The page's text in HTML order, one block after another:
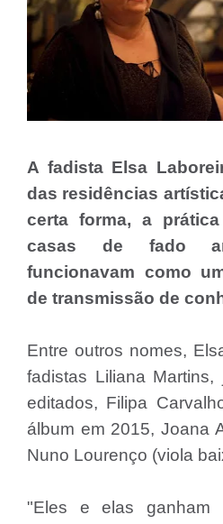
A fadista Elsa
das residências
certa forma, a
casas de fado
funcionavam como
de transmissão de
Entre outros nomes,
fadistas Liliana
editados, Filipa
álbum em 2015, Joana
Nuno Lourenço (viola
"Eles e elas ganham